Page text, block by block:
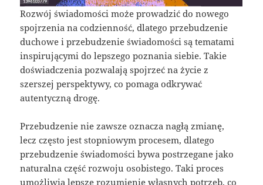
Rozwój świadomości może prowadzić do nowego
spojrzenia na codzienność, dlatego przebudzenie
duchowe i przebudzenie świadomości są tematami
inspirującymi do lepszego poznania siebie. Takie
doświadczenia pozwalają spojrzeć na życie z
szerszej perspektywy, co pomaga odkrywać
autentyczną drogę.
Przebudzenie nie zawsze oznacza nagłą zmianę,
lecz często jest stopniowym procesem, dlatego
przebudzenie świadomości bywa postrzegane jako
naturalna część rozwoju osobistego. Taki proces
umożliwia lepsze rozumienie własnych potrzeb, co